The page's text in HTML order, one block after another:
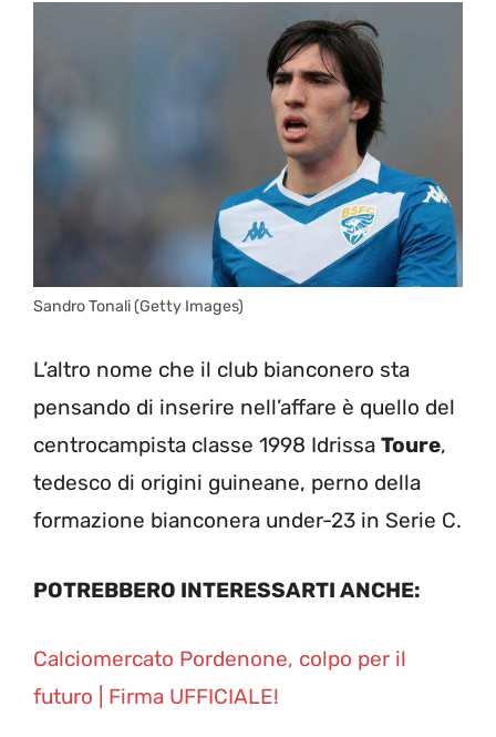
Sandro Tonali (Getty Images)
L’altro nome che il club bianconero sta
pensando di inserire nell’affare è quello del
centrocampista classe 1998 Idrissa Toure,
tedesco di origini guineane, perno della
formazione bianconera under-23 in Serie C.
POTREBBERO INTERESSARTI ANCHE:
Calciomercato Pordenone, colpo per il
futuro | Firma UFFICIALE!